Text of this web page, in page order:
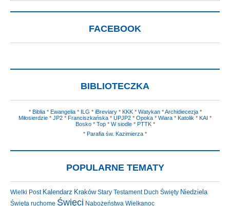
FACEBOOK
BIBLIOTECZKA
* Biblia* Ewangelia* ILG * iBreviary* KKK* Watykan*Archidiecezja*
Miłosierdzie * JP2 * Franciszkańska * UPJP2 * Opoka * Wiara * Katolik * KAI *
Bosko* Top* W siodle* PTTK*
* Parafia św. Kazimierza *
POPULARNE TEMATY
Wielki Post Kalendarz Kraków Stary Testament Duch Święty Niedziela
Święta ruchome Święci Nabożeństwa Wielkanoc